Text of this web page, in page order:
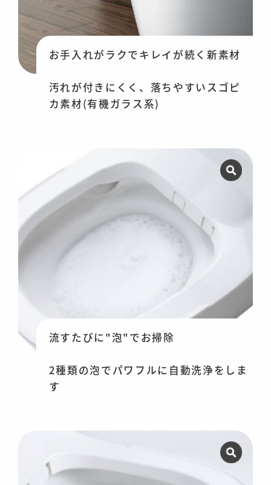
お手入れがラクでキレイが続く新素材
汚れが付きにくく、落ちやすいスゴピ
カ素材(有機ガラス系)
流すたびに"泡"でお掃除
2種類の泡でパワフルに自動洗浄をしま
す